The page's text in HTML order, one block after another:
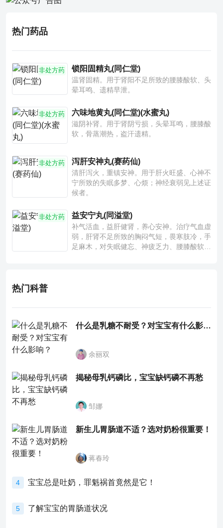
热门药品
非处方药 锁阳固精丸(同仁堂)
温肾固精。用于肾阳不足所致的腰膝酸软、头
晕耳鸣、遗精早泄。
非处方药 六味地黄丸(同仁堂)(水蜜丸)
滋阴补肾。用于肾阴亏损，头晕耳鸣，腰膝酸
软，骨蒸潮热，盗汗遗精。
非处方药 泻肝安神丸(赛药仙)
清肝泻火，重镇安神。用于肝火旺盛、心神不
宁所致的失眠多梦、心烦；神经衰弱见上述证
候者。
非处方药 益安宁丸(同溢堂)
补气活血，益肝健肾，养心安神。治疗气血虚
弱，肝肾不足所致的胸闷气短，畏寒肢冷，手
足麻木，对失眠健忘、神疲乏力、腰膝酸软也
热门科普
什么是乳糖不耐受？对宝宝有什么影响？
余丽双
揭秘母乳钙磷比，宝宝缺钙磷不再愁
邹娜
新生儿胃肠道不适？选对奶粉很重要！
蒋春玲
4 宝宝总是吐奶，罪魁祸首竟然是它！
5 了解宝宝的胃肠道状况